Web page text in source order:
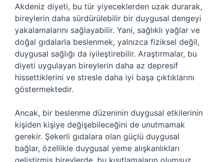
Akdeniz diyeti, bu tür yiyeceklerden uzak durarak,
bireylerin daha sürdürülebilir bir duygusal dengeyi
yakalamalarını sağlayabilir. Yani, sağlıklı yağlar ve
doğal gıdalarla beslenmek, yalnızca fiziksel değil,
duygusal sağlığı da iyileştirebilir. Araştırmalar, bu
diyeti uygulayan bireylerin daha az depresif
hissettiklerini ve stresle daha iyi başa çıktıklarını
göstermektedir.
Ancak, bir beslenme düzeninin duygusal etkilerinin
kişiden kişiye değişebileceğini de unutmamak
gerekir. Şekerli gıdalara olan güçlü duygusal
bağlar, özellikle duygusal yeme alışkanlıkları
geliştirmiş bireylerde, bu kısıtlamaların olumsuz